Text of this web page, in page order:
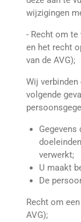
wijzigingen
- Recht om te
en het recht
van de AVG);
Wij
volgende
verwerkt;
U maakt
De
Recht om
AVG);